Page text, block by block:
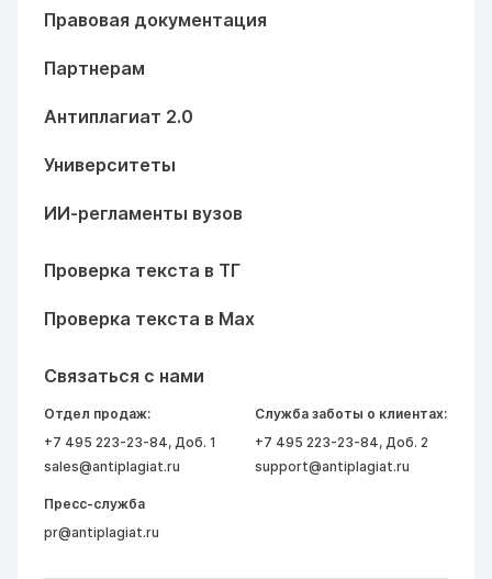
Правовая документация
Партнерам
Антиплагиат 2.0
Университеты
ИИ-регламенты вузов
Проверка текста в ТГ
Проверка текста в Max
Связаться с нами
Отдел продаж:
+7 495 223-23-84, Доб. 1
sales@antiplagiat.ru
Служба заботы о клиентах:
+7 495 223-23-84, Доб. 2
support@antiplagiat.ru
Пресс-служба
pr@antiplagiat.ru